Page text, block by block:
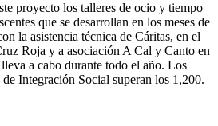
proyecto los talleres de ocio y tiempo
que se desarrollan en los meses de
la asistencia técnica de Cáritas, en el
Roja y a asociación A Cal y Canto en
a cabo durante todo el año. Los
Integración Social superan los 1,200.